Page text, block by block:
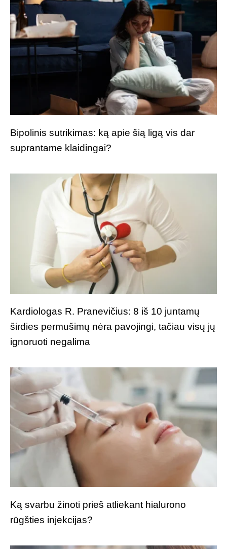
Bipolinis sutrikimas: ką apie šią ligą vis dar
suprantame klaidingai?
Kardiologas R. Pranevičius: 8 iš 10 juntamų
širdies permušimų nėra pavojingi, tačiau visų jų
ignoruoti negalima
Ką svarbu žinoti prieš atliekant hialurono
rūgšties injekcijas?